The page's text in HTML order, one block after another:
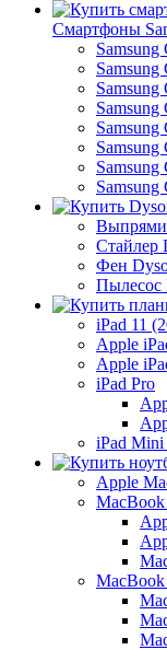
Смартфоны
Samsung
Samsung
Samsung
Samsung
Стайлер
Фен
Пылесос
iPad 11
Apple
Apple
iPad Pro
iPad Mini
Apple
MacBook